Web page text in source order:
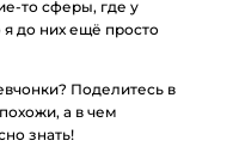
то сферы, где у
я до них ещё просто
Поделитесь в
а в чем
знать!